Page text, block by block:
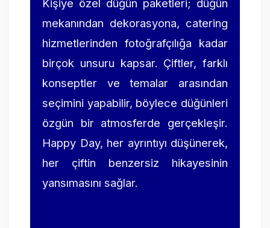
Kişiye özel düğün paketleri; düğün
mekanından dekorasyona, catering
hizmetlerinden fotoğrafçılığa kadar
birçok unsuru kapsar. Çiftler, farklı
konseptler ve temalar arasından
seçimini yapabilir, böylece düğünleri
özgün bir atmosferde gerçekleşir.
Happy Day, her ayrıntıyı düşünerek,
her çiftin benzersiz hikayesinin
yansımasını sağlar.